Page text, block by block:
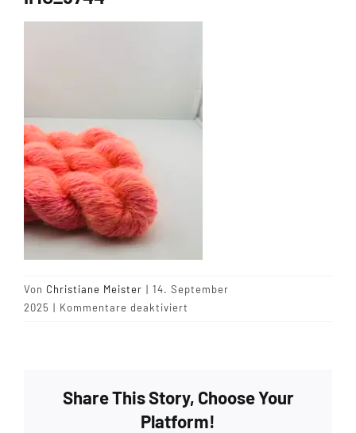
Wollfestivals
Kontakt
Von Christiane Meister | 14. September
2025 | Kommentare deaktiviert
Share This Story, Choose Your
Platform!